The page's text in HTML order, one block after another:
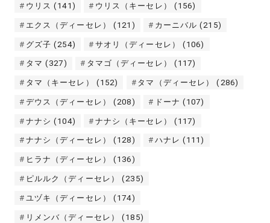
ウリス (141) ウリス（キーセレ） (156)
エクス（ディーセレ） (121) カーニバル (215)
グズ子 (254) サオリ（ディーセレ） (106)
タマ (327) タマゴ（ディーセレ） (117)
タマ（キーセレ） (152) タマ（ディーセレ） (286)
デウス（ディーセレ） (208) ドーナ (107)
ナナシ (104) ナナシ（キーセレ） (117)
ナナシ（ディーセレ） (128) ハナレ (111)
ヒラナ（ディーセレ） (136)
ピルルク（ディーセレ） (235)
ユヅキ（ディーセレ） (174)
リメンバ（ディーセレ） (185)